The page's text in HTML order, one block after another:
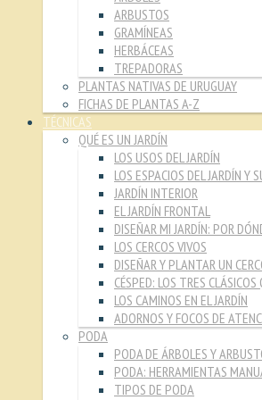
ARBUSTOS
GRAMÍNEAS
HERBÁCEAS
TREPADORAS
PLANTAS NATIVAS DE URUGUAY
FICHAS DE PLANTAS A-Z
TÉCNICAS
QUÉ ES UN JARDÍN
LOS USOS DEL JARDÍN
LOS ESPACIOS DEL JARDÍN Y
JARDÍN INTERIOR
EL JARDÍN FRONTAL
DISEÑAR MI JARDÍN: POR
LOS CERCOS VIVOS
DISEÑAR Y PLANTAR UN
CÉSPED: LOS TRES
LOS CAMINOS EN EL JARDÍN
ADORNOS Y FOCOS DE
PODA
PODA DE ÁRBOLES Y
PODA: HERRAMIENTAS
TIPOS DE PODA